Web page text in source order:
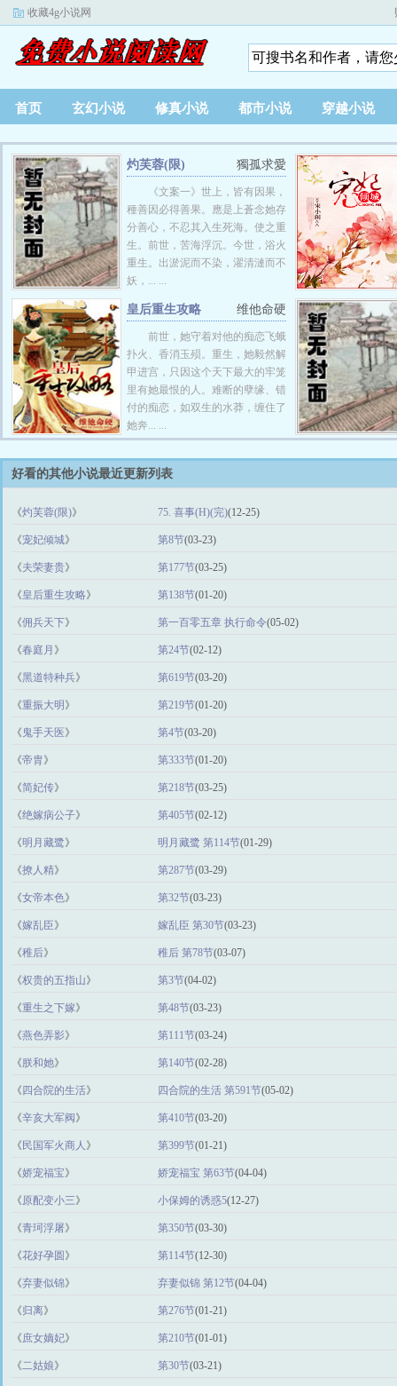
收藏4g小说网
首页 玄幻小说 修真小说 都市小说 穿越小说
獨孤求愛
灼芙蓉(限)
《文案一》世上，皆有因果，
種善因必得善果。應是上蒼念她存
分善心，不忍其入生死海。使之重
生。前世，苦海浮沉。今世，浴火
重生。出淤泥而不染，濯清漣而不
妖，... ...
维他命硬
皇后重生攻略
前世，她守着对他的痴恋飞蛾
扑火、香消玉殒。重生，她毅然解
甲进宫，只因这个天下最大的牢笼
里有她最恨的人。难断的孽缘、错
付的痴恋，如双生的水莽，缠住了
她奔... ...
好看的其他小说最近更新列表
《灼芙蓉(限)》 75. 喜事(H)(完)(12-25)
《宠妃倾城》 第8节(03-23)
《夫荣妻贵》 第177节(03-25)
《皇后重生攻略》 第138节(01-20)
《佣兵天下》 第一百零五章 执行命令(05-02)
《春庭月 》 第24节(02-12)
《黑道特种兵》 第619节(03-20)
《重振大明 》 第219节(01-20)
《 鬼手天医》 第4节(03-20)
《帝胄 》 第333节(01-20)
《简妃传》 第218节(03-25)
《绝嫁病公子》 第405节(02-12)
《明月藏鹭》 明月藏鹭 第114节(01-29)
《撩人精》 第287节(03-29)
《女帝本色》 第32节(03-23)
《嫁乱臣》 嫁乱臣 第30节(03-23)
《稚后》 稚后 第78节(03-07)
《权贵的五指山》 第3节(04-02)
《重生之下嫁》 第48节(03-23)
《燕色弄影》 第111节(03-24)
《朕和她》 第140节(02-28)
《 四合院的生活》 四合院的生活 第591节(05-02)
《辛亥大军阀 》 第410节(03-20)
《 民国军火商人 》 第399节(01-21)
《娇宠福宝》 娇宠福宝 第63节(04-04)
《原配变小三》 小保姆的诱惑5(12-27)
《青珂浮屠》 第350节(03-30)
《花好孕圆 》 第114节(12-30)
《弃妻似锦》 弃妻似锦 第12节(04-04)
《归离》 第276节(01-21)
《庶女嫡妃》 第210节(01-01)
《二姑娘》 第30节(03-21)